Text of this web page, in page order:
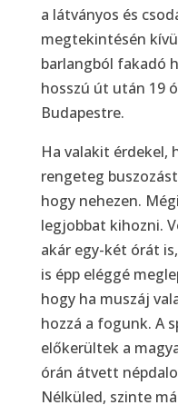
a látványos és
megtekintésén
barlangból fakadó
hosszú út után 19
Budapestre.
Ha valakit érdekel,
rengeteg
hogy nehezen.
legjobbat kihozni.
akár egy-két órát
is épp eléggé
hogy ha muszáj
hozzá a fogunk. A
előkerültek a
órán átvett
Nélküled, szinte